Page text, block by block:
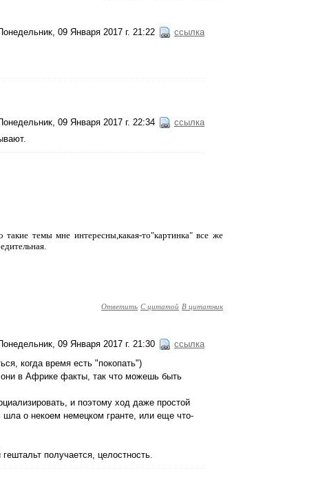
09 Января 2017 г. 21:22 ссылка
09 Января 2017 г. 22:34 ссылка
темы мне интересны,какая-то"картинка" все же
Ответить С цитатой В цитатник
09 Января 2017 г. 21:30 ссылка
когда время есть "покопать")
в Африке факты, так что можешь быть
и поэтому ход даже простой
о некоем немецком гранте, или еще что-
получается, целостность.